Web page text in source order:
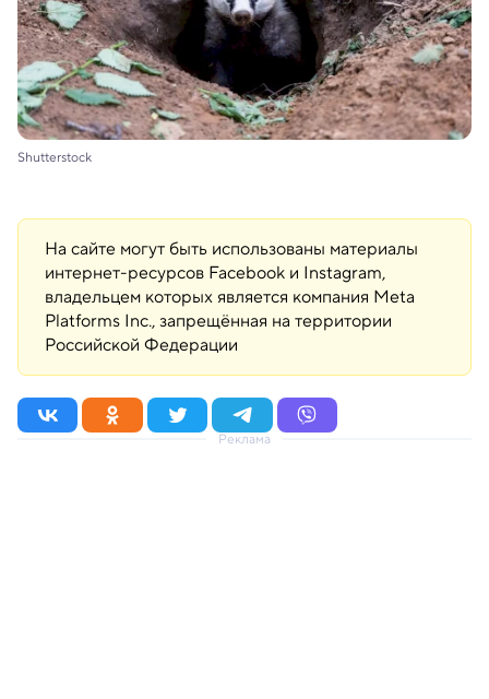
Shutterstock
На сайте могут быть использованы материалы
интернет-ресурсов Facebook и Instagram,
владельцем которых является компания Meta
Platforms Inc., запрещённая на территории
Российской Федерации
Реклама